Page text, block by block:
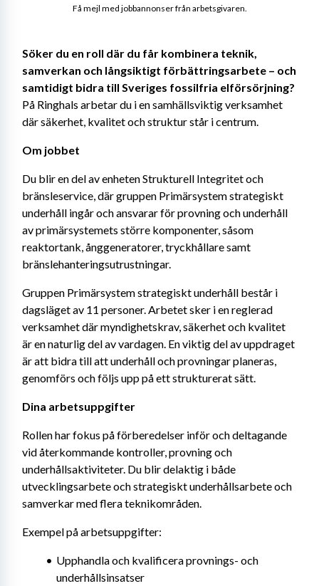
Söker du en roll där du får kombinera teknik,
samverkan och långsiktigt förbättringsarbete – och
samtidigt bidra till Sveriges fossilfria elförsörjning?
På Ringhals arbetar du i en samhällsviktig verksamhet
där säkerhet, kvalitet och struktur står i centrum.
Om jobbet
Du blir en del av enheten Strukturell Integritet och
bränsleservice, där gruppen Primärsystem strategiskt
underhåll ingår och ansvarar för provning och underhåll
av primärsystemets större komponenter, såsom
reaktortank, ånggeneratorer, tryckhållare samt
bränslehanteringsutrustningar.
Gruppen Primärsystem strategiskt underhåll består i
dagsläget av 11 personer. Arbetet sker i en reglerad
verksamhet där myndighetskrav, säkerhet och kvalitet
är en naturlig del av vardagen. En viktig del av uppdraget
är att bidra till att underhåll och provningar planeras,
genomförs och följs upp på ett strukturerat sätt.
Dina arbetsuppgifter
Rollen har fokus på förberedelser inför och deltagande
vid återkommande kontroller, provning och
underhållsaktiviteter. Du blir delaktig i både
utvecklingsarbete och strategiskt underhållsarbete och
samverkar med flera teknikområden.
Exempel på arbetsuppgifter:
Upphandla och kvalificera provnings- och
underhållsinsatser
Få mejl med jobbannonser från arbetsgivaren.